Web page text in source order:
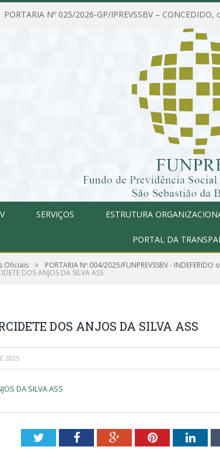
SERVIÇOS ESTRUTURA
PORTAL DA
Oficiais » PORTARIA Nº 004/2025/FUNPREVSSBV -
DOS ANJOS DA SILVA ASS
DOS ANJOS DA SILVA ASS
2025
DA SILVA ASS
TwitterFacebookGoogle+Pinterest